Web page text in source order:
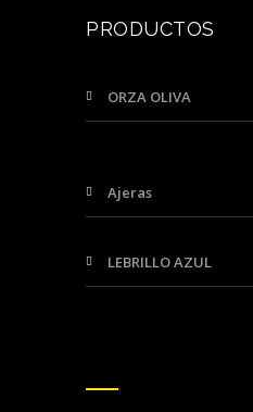
PRODUCTOS
ORZA OLIVA
Ajeras
LEBRILLO AZUL